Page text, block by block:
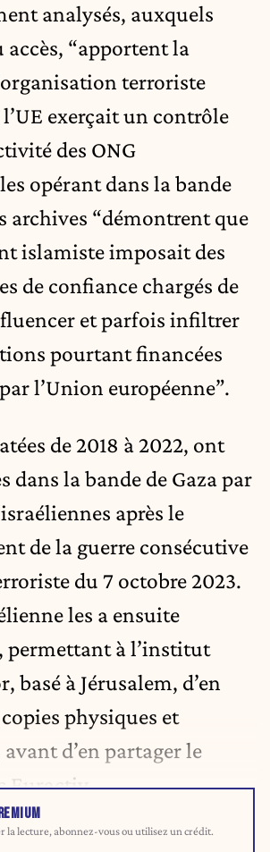
analysés, auxquels
accès, “apportent la
terroriste
exerçait un contrôle
des ONG
opérant dans la bande
archives “démontrent que
islamiste imposait des
de confiance chargés de
et parfois infiltrer
pourtant financées
l’Union européenne”.
de 2018 à 2022, ont
dans la bande de Gaza par
après le
de la guerre consécutive
du 7 octobre 2023.
les a ensuite
permettant à l’institut
basé à Jérusalem, d’en
physiques et
d’en partager le
Euractiv.
la lecture, abonnez-vous ou utilisez un crédit.